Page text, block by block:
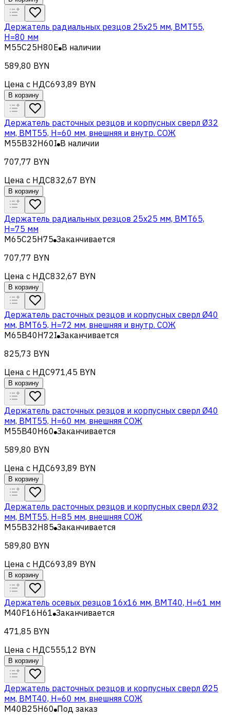
Держатель радиальных резцов 25х25 мм, BMT55,
H=80 мм
M55C25H80E В наличии
589,80 BYN
Цена с НДС693,89 BYN
В корзину
Держатель расточных резцов и корпусных сверл Ø32
мм, BMT55, H=60 мм, внешняя и внутр. СОЖ
M55B32H60I В наличии
707,77 BYN
Цена с НДС832,67 BYN
В корзину
Держатель радиальных резцов 25х25 мм, BMT65,
H=75 мм
M65C25H75 Заканчивается
707,77 BYN
Цена с НДС832,67 BYN
В корзину
Держатель расточных резцов и корпусных сверл Ø40
мм, BMT65, H=72 мм, внешняя и внутр. СОЖ
M65B40H72I Заканчивается
825,73 BYN
Цена с НДС971,45 BYN
В корзину
Держатель расточных резцов и корпусных сверл Ø40
мм, BMT55, H=60 мм, внешняя СОЖ
M55B40H60 Заканчивается
589,80 BYN
Цена с НДС693,89 BYN
В корзину
Держатель расточных резцов и корпусных сверл Ø32
мм, BMT55, H=85 мм, внешняя СОЖ
M55B32H85 Заканчивается
589,80 BYN
Цена с НДС693,89 BYN
В корзину
Держатель осевых резцов 16х16 мм, BMT40, H=61 мм
M40F16H61 Заканчивается
471,85 BYN
Цена с НДС555,12 BYN
В корзину
Держатель расточных резцов и корпусных сверл Ø25
мм, BMT40, H=60 мм, внешняя СОЖ
M40B25H60 Под заказ